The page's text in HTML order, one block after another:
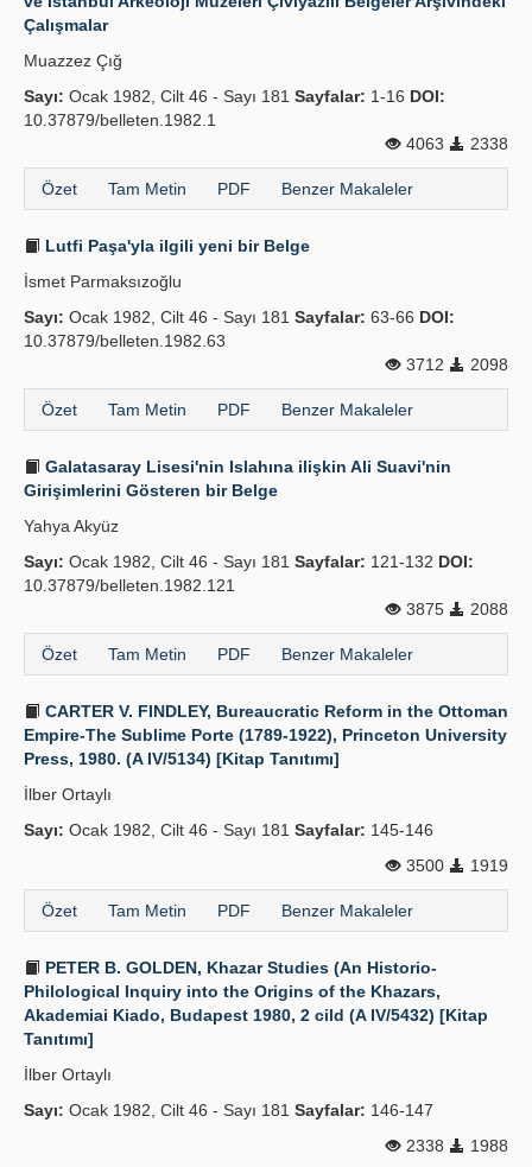
Çalışmalar
Muazzez Çığ
Sayı: Ocak 1982, Cilt 46 - Sayı 181 Sayfalar: 1-16 DOI:
10.37879/belleten.1982.1
4063
2338
Özet Tam Metin PDF Benzer Makaleler
Lutfi Paşa'yla ilgili yeni bir Belge
İsmet Parmaksızoğlu
Sayı: Ocak 1982, Cilt 46 - Sayı 181 Sayfalar: 63-66 DOI:
10.37879/belleten.1982.63
3712
2098
Özet Tam Metin PDF Benzer Makaleler
Galatasaray Lisesi'nin Islahına ilişkin Ali Suavi'nin
Girişimlerini Gösteren bir Belge
Yahya Akyüz
Sayı: Ocak 1982, Cilt 46 - Sayı 181 Sayfalar: 121-132 DOI:
10.37879/belleten.1982.121
3875
2088
Özet Tam Metin PDF Benzer Makaleler
CARTER V. FINDLEY, Bureaucratic Reform in the Ottoman
Empire-The Sublime Porte (1789-1922), Princeton University
Press, 1980. (A IV/5134) [Kitap Tanıtımı]
İlber Ortaylı
Sayı: Ocak 1982, Cilt 46 - Sayı 181 Sayfalar: 145-146
3500
1919
Özet Tam Metin PDF Benzer Makaleler
PETER B. GOLDEN, Khazar Studies (An Historio-
Philological Inquiry into the Origins of the Khazars,
Akademiai Kiado, Budapest 1980, 2 cild (A IV/5432) [Kitap
Tanıtımı]
İlber Ortaylı
Sayı: Ocak 1982, Cilt 46 - Sayı 181 Sayfalar: 146-147
2338
1988